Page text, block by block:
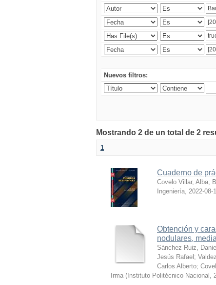
Nuevos filtros:
Mostrando 2 de un total de 2
1
Cuaderno de
Covelo Villar, Alba;
Ingeniería, 2022-08-
Obtención y
nodulares,
Sánchez Ruiz, Daniel
Jesús Rafael ;
Carlos Alberto;
Irma ( Instituto Politécnico Nacional ,